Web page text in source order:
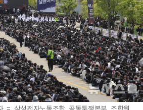
= 삼성전자노동조합 공동투쟁본부 조합원